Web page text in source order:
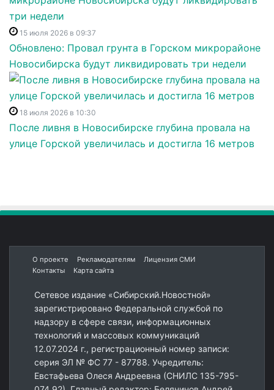
15 июля 2026 в 09:37
Обновлено: Провал грунта в Горском микрорайоне
Новосибирска будут ликвидировать три недели
18 июля 2026 в 10:30
После ливня в Новосибирске глубина провала на
улице Горской увеличилась и достигла 16 метров
О проекте Рекламодателям
Лицензия СМИ
Контакты
Карта сайта
Сетевое издание «Сибирский.Новостной»
зарегистрировано Федеральной службой по
надзору в сфере связи, информационных
технологий и массовых коммуникаций
12.07.2024 г., регистрационный номер записи:
серия ЭЛ № ФС 77 - 87788. Учредитель:
Евстафьева Олеся Андреевна (СНИЛС 135-795-